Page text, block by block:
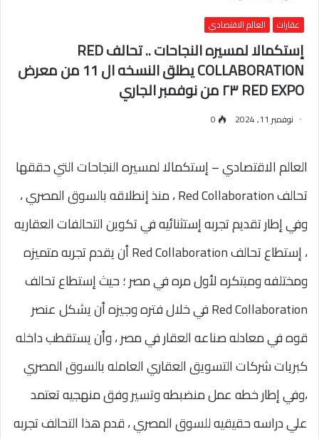
عقارات العالم الاقتصادي
إستكمالا لمسيره النجاحات .. تحالف RED
COLLABORATION يطلق النسخه ال 11 من معرض
RED EXPO ٢٣ من نوفمبر الجاري
نوفمبر 11, 2024 0
العالم الاقتصادي – إستكمالا لمسيره النجاحات التي حققها
تحالف Red Collaboration ، منذ إنطلاقه بالسوق المصري ،
وفي إطار تقديم تجربه إستثنائيه في تكوين التحالفات العقاريه
، إستطاع تحالف Red Collaboration أن يقدم تجربه متميزه
ومختلفه ومبتكره لأول مره في مصر ؛ حيث إستطاع تحالف
Red Collaboration في خلال فتره وجيزه أن يشكل عنصر
قوه في معادله صناعه العقار في مصر ، وأن يستقطب داخله
كبريات شركات التسويق العقاري العامله بالسوق المصري
،وفي إطار خطه عمل منضبطه وتسير وفق منهجيه تعتمد
علي دراسه حقيقيه للسوق المصري ، قدم هذا التحالف تجربه